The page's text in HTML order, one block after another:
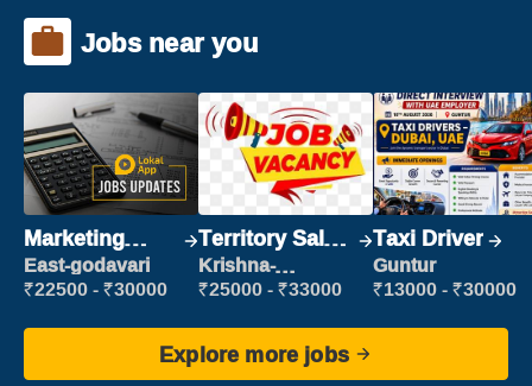
Jobs near you
Marketing
Executive
East-godavari
₹22500 - ₹30000
Territory Sales
Manager
Krishna-
vijayawada
₹25000 - ₹33000
Taxi Driver
Guntur
₹13000 - ₹30000
Explore more jobs